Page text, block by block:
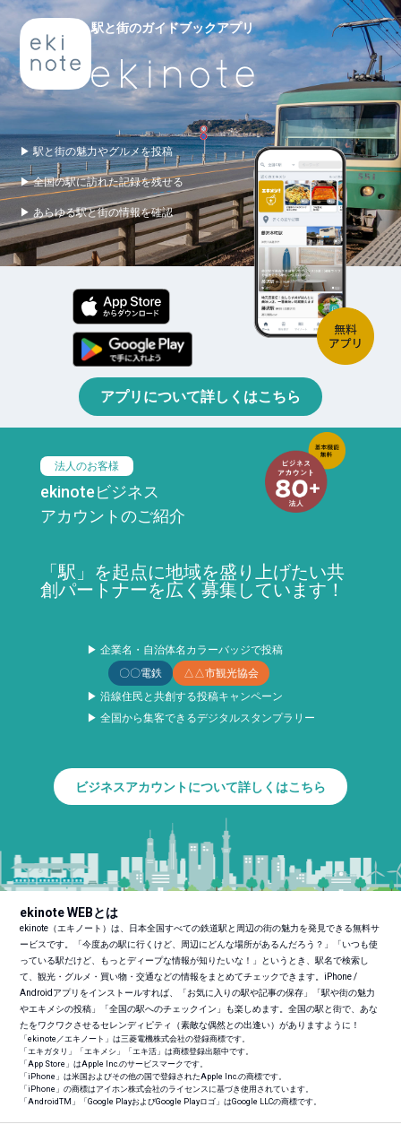
駅と街のガイドブックアプリ
▶ 駅と街の魅力やグルメを投稿
▶ 全国の駅に訪れた記録を残せる
▶ あらゆる駅と街の情報を確認
アプリについて詳しくはこちら
法人のお客様
ekinoteビジネス
アカウントのご紹介
「駅」を起点に地域を盛り上げたい共
創パートナーを広く募集しています！
▶ 企業名・自治体名カラーバッジで投稿
〇〇電鉄
△△市観光協会
▶ 沿線住民と共創する投稿キャンペーン
▶ 全国から集客できるデジタルスタンプラリー
ビジネスアカウントについて詳しくはこちら
ekinote WEBとは
ekinote（エキノート）は、日本全国すべての鉄道駅と周辺の街の魅力を発見できる無料サ
ービスです。「今度あの駅に行くけど、周辺にどんな場所があるんだろう？」「いつも使
っている駅だけど、もっとディープな情報が知りたいな！」というとき、駅名で検索し
て、観光・グルメ・買い物・交通などの情報をまとめてチェックできます。iPhone /
Androidアプリをインストールすれば、「お気に入りの駅や記事の保存」「駅や街の魅力
やエキメシの投稿」「全国の駅へのチェックイン」も楽しめます。全国の駅と街で、あな
たをワクワクさせるセレンディピティ（素敵な偶然との出逢い）がありますように！
「ekinote／エキノート」は三菱電機株式会社の登録商標です。
「エキガタリ」「エキメシ」「エキ活」は商標登録出願中です。
「App Store」はApple Inc.のサービスマークです。
「iPhone」は米国およびその他の国で登録されたApple Inc.の商標です。
「iPhone」の商標はアイホン株式会社のライセンスに基づき使用されています。
「AndroidTM 」「Google PlayおよびGoogle Playロゴ」はGoogle LLCの商標です。